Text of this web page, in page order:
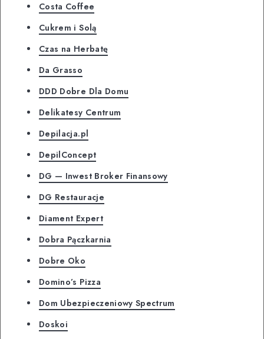
Costa Coffee
Cukrem i Solą
Czas na Herbatę
Da Grasso
DDD Dobre Dla Domu
Delikatesy Centrum
Depilacja.pl
DepilConcept
DG — Inwest Broker Finansowy
DG Restauracje
Diament Expert
Dobra Pączkarnia
Dobre Oko
Domino’s Pizza
Dom Ubezpieczeniowy Spectrum
Doskoi